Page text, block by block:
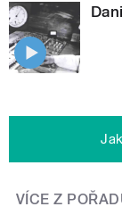
VÍCE Z